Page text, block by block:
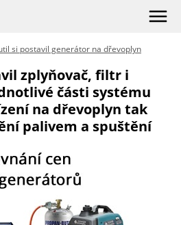
si postavil generátor na dřevoplyn
zplyňovač, filtr i
části systému
na dřevoplyn tak
palivem a spuštění